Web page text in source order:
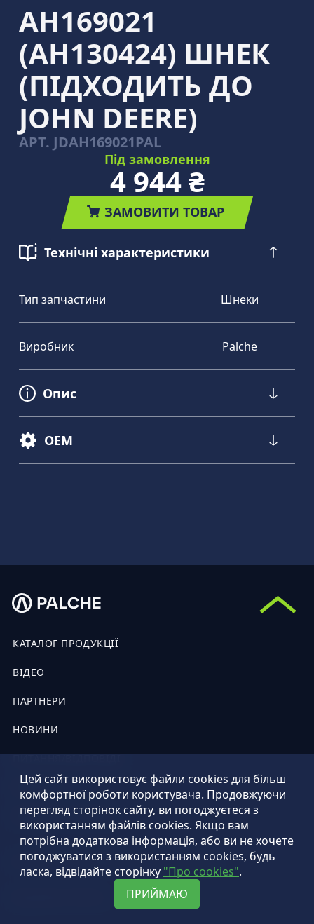
AH169021
(AH130424) ШНЕК
(ПІДХОДИТЬ ДО
JOHN DEERE)
АРТ. JDAH169021PAL
Під замовлення
4 944 ₴
ЗАМОВИТИ ТОВАР
Технічні характеристики
Тип запчастини Шнеки
Виробник Palche
Опис
OEM
КАТАЛОГ ПРОДУКЦІЇ
ВІДЕО
ПАРТНЕРИ
НОВИНИ
КОНТАКТИ
ПУБЛІЧНА ОФЕРТА
© 2026 рік. Всі права застережені. Palche
Цей сайт використовує файли cookies для більш
комфортної роботи користувача. Продовжуючи
перегляд сторінок сайту, ви погоджуєтеся з
використанням файлів cookies. Якщо вам
потрібна додаткова інформація, або ви не хочете
погоджуватися з використанням cookies, будь
ласка, відвідайте сторінку "Про cookies".
ПРИЙМАЮ